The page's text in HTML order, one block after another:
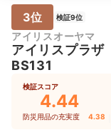
3位 検証9位
アイリスオーヤマ
アイリスプラザ
BS131
検証スコア
4.44
防災用品の充実度 4.38